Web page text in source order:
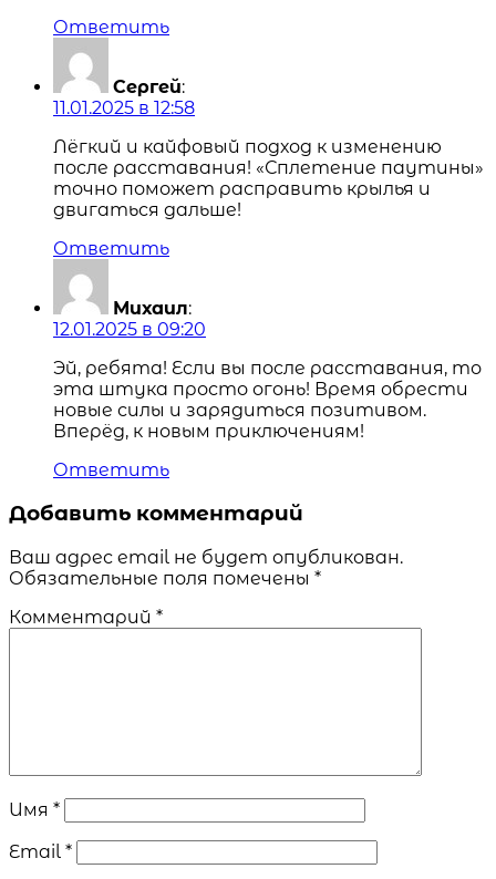
Ответить
Сергей:
11.01.2025 в 12:58
Лёгкий и кайфовый подход к изменению
после расставания! «Сплетение паутины»
точно поможет расправить крылья и
двигаться дальше!
Ответить
Михаил:
12.01.2025 в 09:20
Эй, ребята! Если вы после расставания, то
эта штука просто огонь! Время обрести
новые силы и зарядиться позитивом.
Вперёд, к новым приключениям!
Ответить
Добавить комментарий
Ваш адрес email не будет опубликован.
Обязательные поля помечены *
Комментарий *
Имя *
Email *